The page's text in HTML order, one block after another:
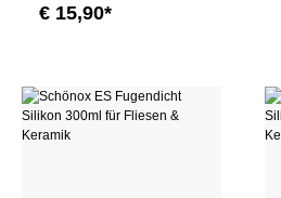
€ 15,90*